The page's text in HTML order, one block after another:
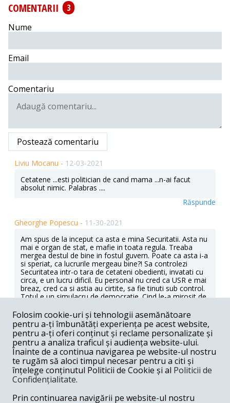
COMENTARII
3
Nume
Email
Comentariu
Postează comentariu
Liviu Mocanu - 12-03-2021
Cetatene ...esti politician de cand mama ...n-ai facut
absolut nimic. Palabras ....
Răspunde
Gheorghe Popescu - 11-30-2021
Am spus de la inceput ca asta e mina Securitatii. Asta nu
mai e organ de stat, e mafie in toata regula. Treaba
mergea destul de bine in fostul guvern. Poate ca asta i-a
si speriat, ca lucrurile mergeau bine?! Sa controlezi
Securitatea intr-o tara de cetateni obedienti, invatati cu
circa, e un lucru dificil. Eu personal nu cred ca USR e mai
breaz, cred ca si astia au cirtite, sa fie tinuti sub control.
Totul e un simulacru de democratie. Cind le-a mirosit de
peste tot e la fel, dar in Romania e totul pe fata, e
evident. Sint curios cum vor reactiona europenii. Articolul
pare destul de bine documentat, iar tonul folosit e mult
mai civilizat decit articolul trecut.
Răspunde
Lucian Nicolescu -11-29-2021
Ciucă nu este ultimul geal de armată care refuză
Folosim cookie-uri și tehnologii asemănătoare
pentru a-ți îmbunătăți experiența pe acest website,
pentru a-ți oferi conținut și reclame personalizate și
pentru a analiza traficul și audiența website-ului.
Înainte de a continua navigarea pe website-ul nostru
te rugăm să aloci timpul necesar pentru a citi și
înțelege conținutul Politicii de Cookie și al Politicii de
Confidențialitate.
Prin continuarea navigării pe website-ul nostru